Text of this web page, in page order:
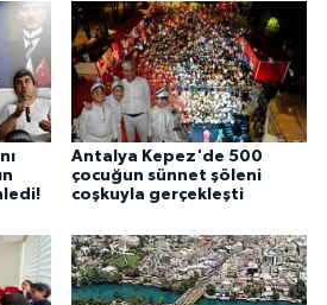
Antalya Kepez'de 500
çocuğun sünnet şöleni
coşkuyla gerçekleşti